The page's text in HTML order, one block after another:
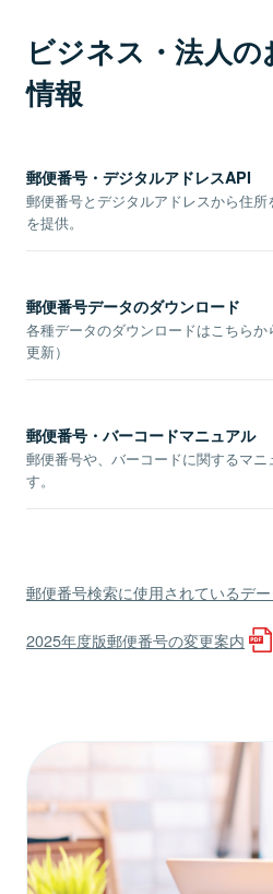
ビジネス・法人
情報
郵便番号・デジタルアドレスAPI
郵便番号とデジタルアドレスから住
を提供。
郵便番号データのダウンロード
各種データのダウンロードはこちらか
更新）
郵便番号・バーコードマニュアル
郵便番号や、バーコードに関するマニ
す。
郵便番号検索に使用されているデ
2025年度版郵便番号の変更案内